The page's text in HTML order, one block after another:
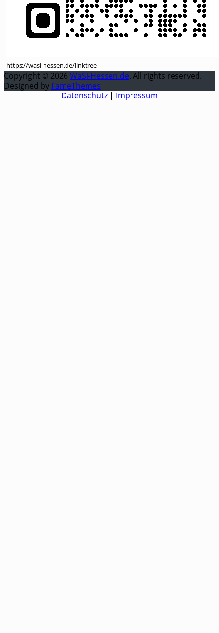
https://wasi-hessen.de/linktree
Copyright © 2026 WaSi-Hessen.de. All rights reserved.
Designed by FameThemes
Datenschutz | Impressum